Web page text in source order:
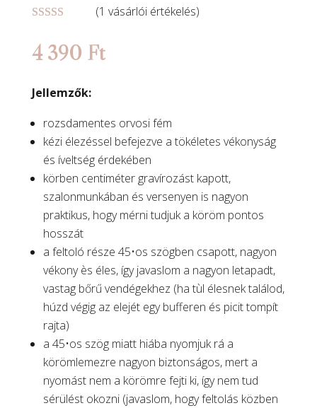
ből,értékelés
alapján
(1 vásárlói értékelés)
4 390 Ft
Jellemzők:
rozsdamentes orvosi fém
kézi élezéssel befejezve a tökéletes vékonyság
és íveltség érdekében
körben centiméter gravírozást kapott,
szalonmunkában és versenyen is nagyon
praktikus, hogy mérni tudjuk a köröm pontos
hosszát
a feltoló része 45•os szögben csapott, nagyon
vékony ès éles, így javaslom a nagyon letapadt,
vastag bőrű vendégekhez (ha tùl élesnek találod,
húzd végig az elejét egy bufferen és picit tompít
rajta)
a 45•os szög miatt hiába nyomjuk rá a
körömlemezre nagyon biztonságos, mert a
nyomást nem a körömre fejti ki, így nem tud
sérülést okozni (javaslom, hogy feltolás közben